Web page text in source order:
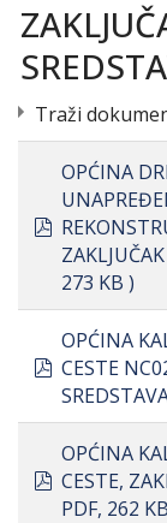
Traži
pdf
OPĆINA
273 KB )
pdf
OPĆINA
CESTE
pdf
OPĆINA
CESTE,
PDF, 262